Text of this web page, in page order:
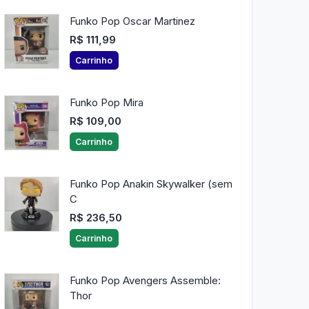
Funko Pop Oscar Martinez
R$ 111,99
Carrinho
Funko Pop Mira
R$ 109,00
Carrinho
Funko Pop Anakin Skywalker (sem
C
R$ 236,50
Carrinho
Funko Pop Avengers Assemble:
Thor